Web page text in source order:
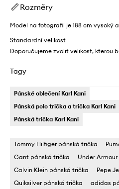
Rozměry
Model na fotografii je 188 cm vysoký
Standardní velikost
Doporučujeme zvolit velikost, kterou
Tagy
Pánské oblečení Karl Kani
Pánská polo trička a trička Karl Kani
Pánská trička Karl Kani
Tommy Hilfiger pánská trička
Gant pánská trička
Under
Calvin Klein pánská trička
Pepe
Quiksilver pánská trička
adidas